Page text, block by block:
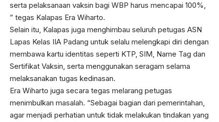
serta pelaksanaan vaksin bagi WBP harus mencapai 100%,
” tegas Kalapas Era Wiharto.
Selain itu, Kalapas juga menghimbau seluruh petugas ASN
Lapas Kelas IIA Padang untuk selalu melengkapi diri dengan
membawa kartu identitas seperti KTP, SIM, Name Tag dan
Sertifikat Vaksin, serta menggunakan seragam selama
melaksanakan tugas kedinasan.
Era Wiharto juga secara tegas melarang petugas
menimbulkan masalah. “Sebagai bagian dari pemerintahan,
agar menjadi perhatian untuk tidak melakukan tindakan yang